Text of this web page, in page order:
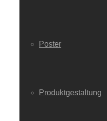
Poster
Produktgestaltung